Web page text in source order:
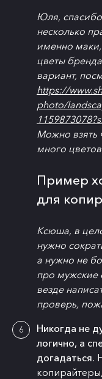
Юля,
несколько
именно
цветы
вариант,
https://
photo/
Можно взять
много
Пример
для
Ксюша, в
нужно
а нужно не
про мужские
везде
проверь,
Никогда не
логично, а
догадаться.